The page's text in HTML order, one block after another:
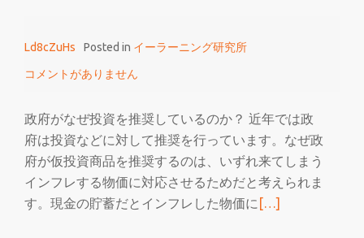
は
来
る
の
か
Ld8cZuHs Posted in イーラーニング研究所
コメントがありません
政府がなぜ投資を推奨しているのか？ 近年では政
府は投資などに対して推奨を行っています。なぜ政
府が仮投資商品を推奨するのは、いずれ来てしまう
インフレする物価に対応させるためだと考えられま
す。現金の貯蓄だとインフレした物価に 続[…]